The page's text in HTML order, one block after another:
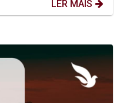
LER MAIS